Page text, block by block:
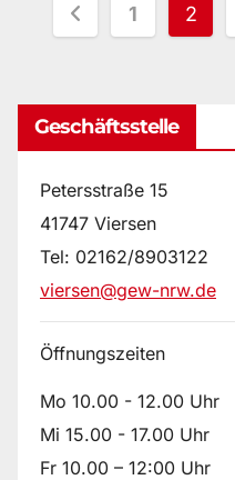
Beiträge
1 2
Geschäftsstelle
Petersstraße 15
41747 Viersen
Tel: 02162/8903122
viersen@gew-nrw.de
Öffnungszeiten
Mo 10.00 - 12.00 Uhr
Mi 15.00 - 17.00 Uhr
Fr 10.00 – 12:00 Uhr